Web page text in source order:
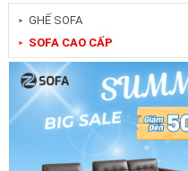
► GHẾ SOFA
► SOFA CAO CẤP